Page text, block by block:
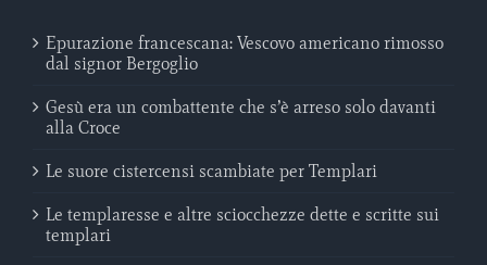
Epurazione francescana: Vescovo americano rimosso
dal signor Bergoglio
Gesù era un combattente che s’è arreso solo davanti
alla Croce
Le suore cistercensi scambiate per Templari
Le templaresse e altre sciocchezze dette e scritte sui
templari